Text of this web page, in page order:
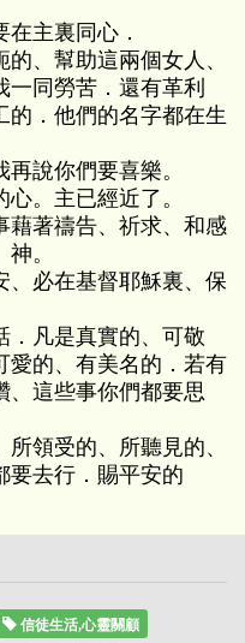
主裏同心．
、幫助這兩個女人、
一同勞苦．還有革利
的．他們的名字都在生
說你們要喜樂。
。主已經近了。
藉著禱告、祈求、和感
。
必在基督耶穌裏、保
．凡是真實的、可敬
愛的、有美名的．若有
、這些事你們都要思
領受的、所聽見的、
要去行．賜平安的
信徒生活,心靈關顧